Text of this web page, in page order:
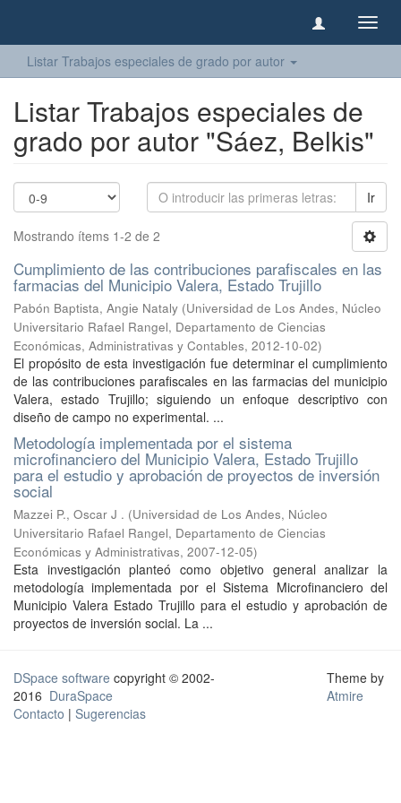
Listar Trabajos especiales de grado por autor
Listar Trabajos especiales de
grado por autor "Sáez, Belkis"
Ir
Mostrando ítems 1-2 de 2
Cumplimiento de las contribuciones parafiscales en las
farmacias del Municipio Valera, Estado Trujillo
Pabón Baptista, Angie Nataly (Universidad de Los Andes, Núcleo
Universitario Rafael Rangel, Departamento de Ciencias
Económicas, Administrativas y Contables, 2012-10-02)
El propósito de esta investigación fue determinar el cumplimiento
de las contribuciones parafiscales en las farmacias del municipio
Valera, estado Trujillo; siguiendo un enfoque descriptivo con
diseño de campo no experimental. ...
Metodología implementada por el sistema
microfinanciero del Municipio Valera, Estado Trujillo
para el estudio y aprobación de proyectos de inversión
social
Mazzei P., Oscar J . (Universidad de Los Andes, Núcleo
Universitario Rafael Rangel, Departamento de Ciencias
Económicas y Administrativas, 2007-12-05)
Esta investigación planteó como objetivo general analizar la
metodología implementada por el Sistema Microfinanciero del
Municipio Valera Estado Trujillo para el estudio y aprobación de
proyectos de inversión social. La ...
DSpace software copyright © 2002-
2016 DuraSpace
Contacto | Sugerencias
Theme by
Atmire